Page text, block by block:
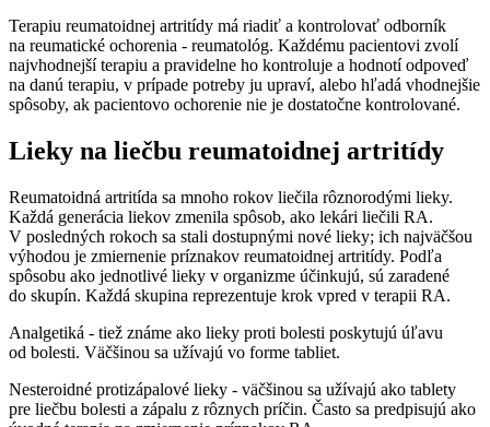
Terapiu reumatoidnej artritídy má riadiť a kontrolovať odborník
na reumatické ochorenia - reumatológ. Každému pacientovi zvolí
najvhodnejší terapiu a pravidelne ho kontroluje a hodnotí odpoveď
na danú terapiu, v prípade potreby ju upraví, alebo hľadá vhodnejšie
spôsoby, ak pacientovo ochorenie nie je dostatočne kontrolované.
Lieky na liečbu reumatoidnej artritídy
Reumatoidná artritída sa mnoho rokov liečila rôznorodými lieky.
Každá generácia liekov zmenila spôsob, ako lekári liečili RA.
V posledných rokoch sa stali dostupnými nové lieky; ich najväčšou
výhodou je zmiernenie príznakov reumatoidnej artritídy. Podľa
spôsobu ako jednotlivé lieky v organizme účinkujú, sú zaradené
do skupín. Každá skupina reprezentuje krok vpred v terapii RA.
Analgetiká - tiež známe ako lieky proti bolesti poskytujú úľavu
od bolesti. Väčšinou sa užívajú vo forme tabliet.
Nesteroidné protizápalové lieky - väčšinou sa užívajú ako tablety
pre liečbu bolesti a zápalu z rôznych príčin. Často sa predpisujú ako